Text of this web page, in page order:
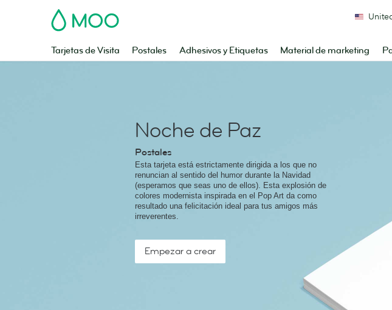
MOO
Tarjetas de Visita Postales Adhesivos y Etiquetas Material de marketing
Noche de Paz
Postales
Esta tarjeta está estrictamente dirigida a los que no
renuncian al sentido del humor durante la Navidad
(esperamos que seas uno de ellos). Esta explosión de
colores modernista inspirada en el Pop Art da como
resultado una felicitación ideal para tus amigos más
irreverentes.
Empezar a crear